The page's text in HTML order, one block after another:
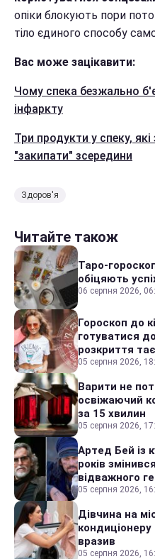
опіки блокують пори
тіло єдиного способу
Вас може зацікавити:
Чому спека безжально
інфаркту
Три продукти у спеку,
"закипати" зсередини
Здоров'я
Читайте також
Таро-
обіцяють
06 серпня 2026,
Гороскоп до
готуватися
розкриття
05 серпня 2026,
Варити не
освіжаючий
за 15 хвилин
05 серпня 2026,
Артед Бей із
років
відважного
05 серпня 2026,
Дівчина на
кондиціонеру
вразив
05 серпня 2026,